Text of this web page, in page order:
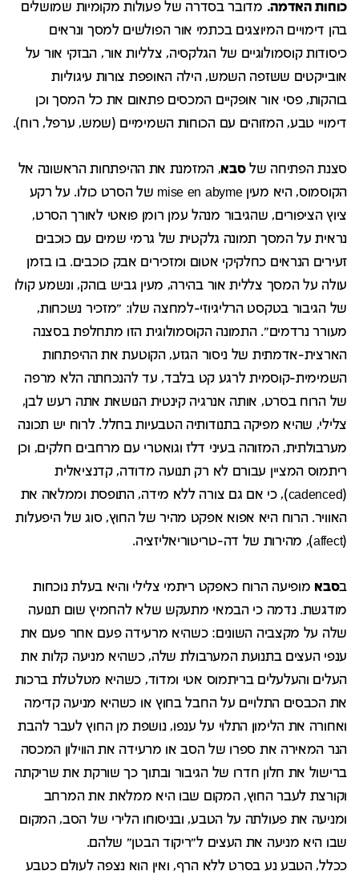
כוחות האדמה. מדובר בסדרה של פעולות מקומיות שמושלים
בהן דימויים המיוצגים בכתמי אור הפולשים למסך ונראים
כיסודות קוסמולוגיים של הגלקסיה, צלליות אור, הבזקי אור על
אובייקטים ששזפה השמש, הילה האופפת צורות עיגוליות
בוהקות, פסי אור אופקיים המכסים פתאום את כל המסך וכן
דימויי טבע, המזוהים עם הכוחות השמימיים (שמש, ערפל, רוח).
סצנת הפתיחה שלסבא, המזמנת את ההיפתחות הראשונה אל
הקוסמוס, היא מעין mise en abyme של הסרט כולו. על רקע
ציוץ הציפורים, שהגיבור מנהל עמן רומן פואטי לאורך הסרט,
נראית על המסך תמונה גלקטית של גרמי שמים עם כוכבים
זעירים הנראים כחלקיקי אטום ומזכירים אבק כוכבים. בו בזמן
עולה על המסך צללית אור בהירה, מעין גביש בוהק, ונשמע קולו
של הגיבור בטקסט הרליגיוזי-למחצה שלו: "מזכיר נשכחות,
מעורר נרדמים". התמונה הקוסמולוגית הזו מתחלפת בסצנה
הארצית-אדמתית של ניסור הגזע, הקוטעת את ההיפתחות
השמימית-קוסמית לרגע קט בלבד, עד להנכחתה הלא מרפה
של הרוח בסרט, אותה אנרגיה קינטית הנושאת אתה רעש לבן,
צלילי, שהיא מפיקה בתנודותיה הטבעיות בחלל. לרוח יש תכונה
מערבולתית, המזוהה בעיני דלז וגואטרי עם מרחבים חלקים, וכן
ריתמוס המציין עבורם לא רק תנועה מדודה, קדנציאלית
(cadenced), כי אם גם צורה ללא מידה, התופסת וממלאה את
האוויר. הרוח היא אפוא אפקט מהיר של החוץ, סוג של היפעלות
(affect), מהירות של דה-טריטוריאליזציה.
בסבא מופיעה הרוח כאפקט ריתמי צלילי והיא בעלת נוכחות
מודגשת. נדמה כי הבמאי מתעקש שלא להחמיץ שום תנועה
שלה על מקצביה השונים: כשהיא מרעידה פעם אחר פעם את
ענפי העצים בתנועת המערבולת שלה, כשהיא מניעה קלות את
העלים והעלעלים בריתמוס אטי ומדוד, כשהיא מטלטלת ברכות
את הכבסים התלויים על החבל בחוץ או כשהיא מניעה קדימה
ואחורה את הלימון התלוי על ענפו, נושפת מן החוץ לעבר להבת
הנר המאירה את ספרו של הסב או מרעידה את הווילון המכסה
ברישול את חלון חדרו של הגיבור ובתוך כך שורקת את שריקתה
וקורצת לעבר החוץ, המקום שבו היא ממלאת את המרחב
ומניעה את פעולתה על הטבע, ובניסוחו הלירי של הסב, המקום
שבו היא מניעה את העצים ל"ריקוד הבטן" שלהם.
ככלל, הטבע נע בסרט ללא הרף, ואין הוא נצפה לעולם כטבע